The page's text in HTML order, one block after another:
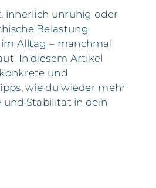
innerlich unruhig oder
Belastung
Alltag – manchmal
In diesem Artikel
und
wie du wieder mehr
und Stabilität in dein